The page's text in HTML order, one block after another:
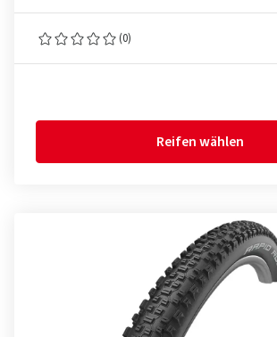
(0)
Reifen wählen